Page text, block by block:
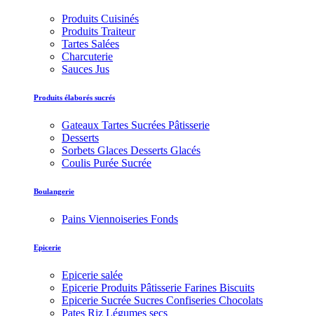
Produits Cuisinés
Produits Traiteur
Tartes Salées
Charcuterie
Sauces Jus
Produits élaborés sucrés
Gateaux Tartes Sucrées Pâtisserie
Desserts
Sorbets Glaces Desserts Glacés
Coulis Purée Sucrée
Boulangerie
Pains Viennoiseries Fonds
Epicerie
Epicerie salée
Epicerie Produits Pâtisserie Farines Biscuits
Epicerie Sucrée Sucres Confiseries Chocolats
Pates Riz Légumes secs